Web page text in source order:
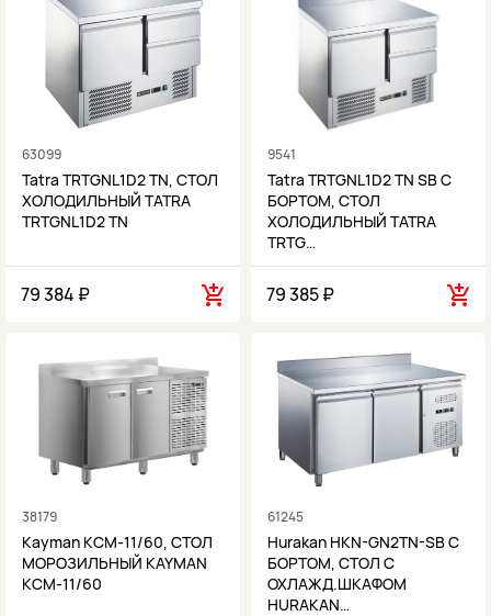
63099
Tatra TRTGNL1D2 TN, СТОЛ
ХОЛОДИЛЬНЫЙ TATRA
TRTGNL1D2 TN
79 384 ₽
9541
Tatra TRTGNL1D2 TN SB С
БОРТОМ, СТОЛ
ХОЛОДИЛЬНЫЙ TATRA
TRTG…
79 385 ₽
38179
Kayman КСМ-11/60, СТОЛ
МОРОЗИЛЬНЫЙ KAYMAN
КСМ-11/60
61245
Hurakan HKN-GN2TN-SB С
БОРТОМ, СТОЛ С
ОХЛАЖД.ШКАФОМ
HURAKAN…